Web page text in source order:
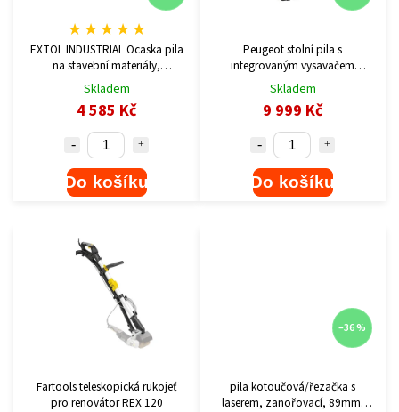
EXTOL INDUSTRIAL Ocaska pila
na stavební materiály,
porobeton, cihla, 1700W,
"aligátor"
★ ★ ★ ★ ★
Skladem
4 585 Kč
Do košíku
Peugeot stolní pila s
integrovaným vysavačem
165ASP 132006
Skladem
9 999 Kč
Do košíku
Fartools teleskopická rukojeť
pro renovátor REX 120
–36 %
pila kotoučová/řezačka s
laserem, zanořovací, 89mm,